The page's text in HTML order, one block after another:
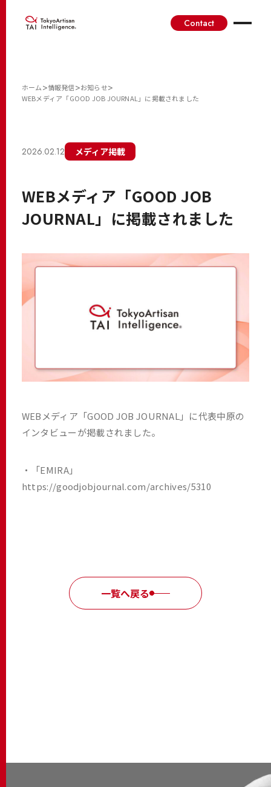
Contact
ホーム>情報発信>お知らせ>
WEBメディア「GOOD JOB JOURNAL」に掲載されました
2026.02.12 メディア掲載
WEBメディア「GOOD JOB
JOURNAL」に掲載されました
WEBメディア「GOOD JOB JOURNAL」に代表中原の
インタビューが掲載されました。
・「EMIRA」
https://goodjobjournal.com/archives/5310
一覧へ戻る